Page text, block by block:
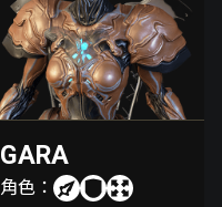
GARA
角色：